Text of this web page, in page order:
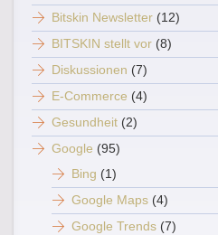
Bitskin Newsletter (12)
BITSKIN stellt vor (8)
Diskussionen (7)
E-Commerce (4)
Gesundheit (2)
Google (95)
Bing (1)
Google Maps (4)
Google Trends (7)